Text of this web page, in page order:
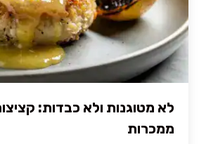
לא מטוגנות ולא כבדות:
ממכרות